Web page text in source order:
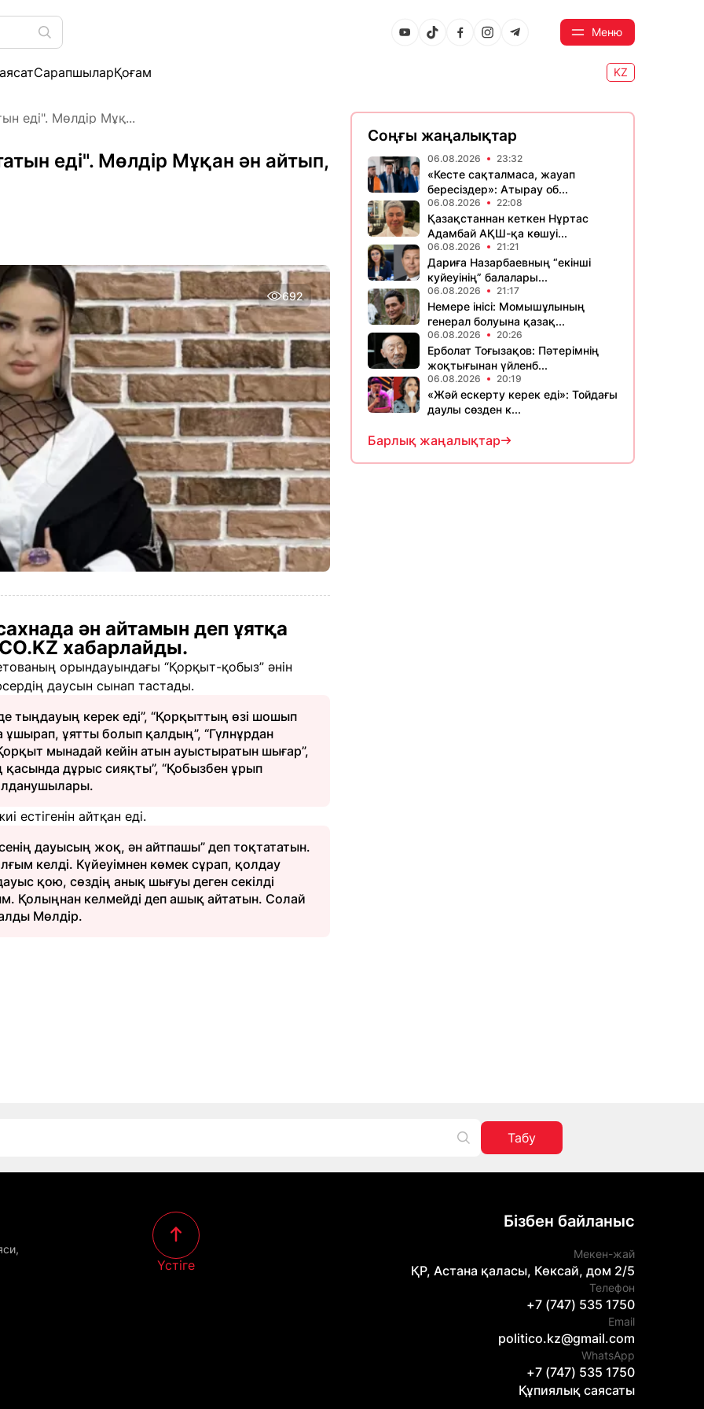
Меню
СарапшыларҚоғам KZ
еді". Мөлдір Мұқ...
еді". Мөлдір Мұқан ән айтып,
692
ән айтамын деп ұятқа
хабарлайды.
орындауындағы “Қорқыт-қобыз” әнін
даусын сынап тастады.
тыңдауың керек еді”, “Қорқыттың өзі шошып
ұшырап, ұятты болып қалдың”, “Гүлнұрдан
мынадай кейін атын ауыстыратын шығар”,
дұрыс сияқты”, “Қобызбен ұрып
естігенін айтқан еді.
дауысың жоқ, ән айтпашы” деп тоқтататын.
келді. Күйеуімнен көмек сұрап, қолдау
қою, сөздің анық шығуы деген секілді
Қолыңнан келмейді деп ашық айтатын. Солай
Мөлдір.
Соңғы жаңалықтар
06.08.2026 23:32
«Кесте сақталмаса, жауап
бересіздер»: Атырау об...
06.08.2026 22:08
Қазақстаннан кеткен Нұртас
Адамбай АҚШ-қа көшуі...
06.08.2026 21:21
Дариға Назарбаевның “екінші
куйеуінің” балалары...
06.08.2026 21:17
Немере інісі: Момышұлының
генерал болуына қазақ...
06.08.2026 20:26
Ерболат Тоғызақов: Пәтерімнің
жоқтығынан үйленб...
06.08.2026 20:19
«Жәй ескерту керек еді»: Тойдағы
даулы сөзден к...
Барлық жаңалықтар
Табу
Үстіге
Бізбен байланыс
Мекен-жай
ҚР, Астана қаласы, Көксай, дом 2/5
Телефон
+7 (747) 535 1750
Email
politico.kz@gmail.com
WhatsApp
+7 (747) 535 1750
Құпиялық саясаты